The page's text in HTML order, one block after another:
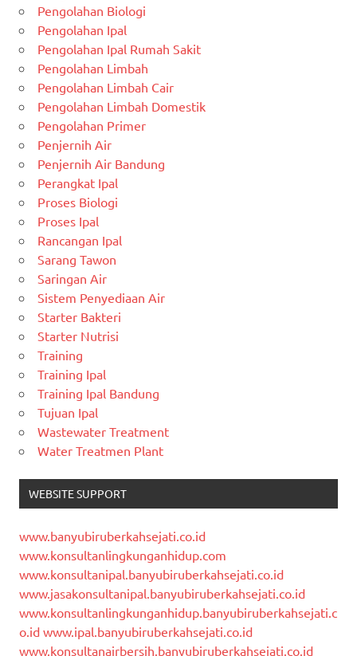
Pengolahan Biologi
Pengolahan Ipal
Pengolahan Ipal Rumah Sakit
Pengolahan Limbah
Pengolahan Limbah Cair
Pengolahan Limbah Domestik
Pengolahan Primer
Penjernih Air
Penjernih Air Bandung
Perangkat Ipal
Proses Biologi
Proses Ipal
Rancangan Ipal
Sarang Tawon
Saringan Air
Sistem Penyediaan Air
Starter Bakteri
Starter Nutrisi
Training
Training Ipal
Training Ipal Bandung
Tujuan Ipal
Wastewater Treatment
Water Treatmen Plant
WEBSITE SUPPORT
www.banyubiruberkahsejati.co.id
www.konsultanlingkunganhidup.com
www.konsultanipal.banyubiruberkahsejati.co.id
www.jasakonsultanipal.banyubiruberkahsejati.co.id
www.konsultanlingkunganhidup.banyubiruberkahsejati.c
o.id www.ipal.banyubiruberkahsejati.co.id
www.konsultanairbersih.banyubiruberkahsejati.co.id